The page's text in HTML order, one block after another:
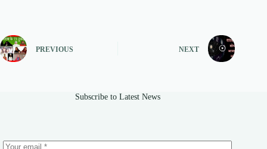
PREVIOUS NEXT
Subscribe to Latest News